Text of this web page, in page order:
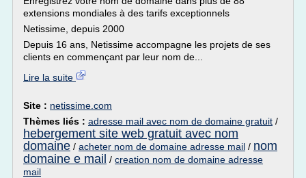
extensions mondiales à des tarifs exceptionnels
Netissime, depuis 2000
Depuis 16 ans, Netissime accompagne les projets de ses
clients en commençant par leur nom de...
Lire la suite
Site : netissime.com
Thèmes liés : adresse mail avec nom de domaine gratuit /
hebergement site web gratuit avec nom
domaine / acheter nom de domaine adresse mail / nom
domaine e mail / creation nom de domaine adresse
mail